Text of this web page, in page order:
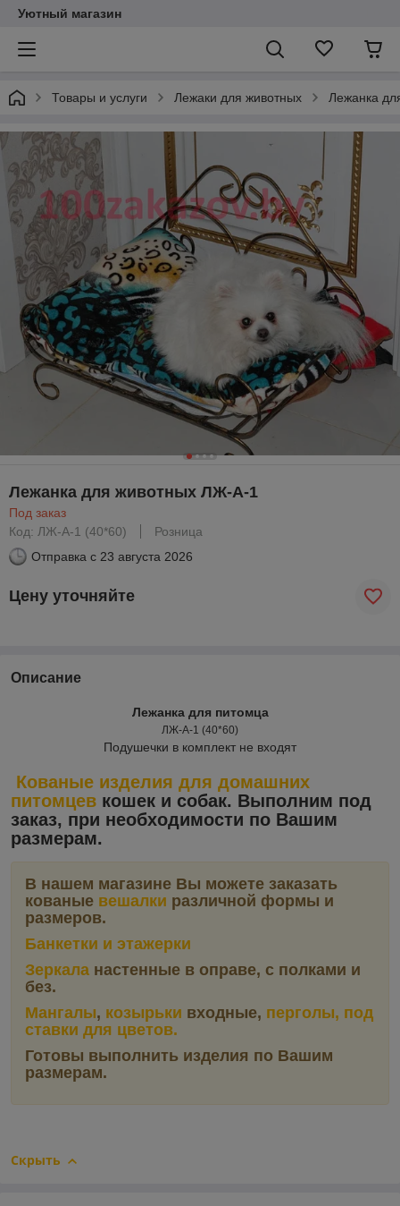
Уютный магазин
Товары и услуги Лежаки для животных Лежанка
Лежанка для животных ЛЖ-А-1
Под заказ
Код: ЛЖ-А-1 (40*60)
Розница
Отправка с 23 августа 2026
Цену уточняйте
Описание
Лежанка для питомца
ЛЖ-А-1 (40*60)
Подушечки в комплект не входят
Кованые изделия для домашних
питомцев кошек и собак. Выполним под
заказ, при необходимости по Вашим
размерам.
В нашем магазине Вы можете заказать
кованые вешалки различной формы и
размеров.
Банкетки и этажерки
Зеркала настенные в оправе, с полками и
без.
Мангалы, козырьки входные, перголы, под
ставки для цветов.
Готовы выполнить изделия по Вашим
размерам.
Скрыть